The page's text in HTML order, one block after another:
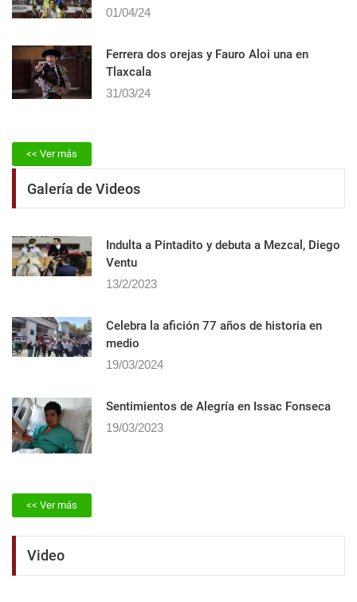
01/04/24
Ferrera dos orejas y Fauro Aloi una en
Tlaxcala
31/03/24
<< Ver más
Galería de Videos
Indulta a Pintadito y debuta a Mezcal, Diego
Ventu
13/2/2023
Celebra la afición 77 años de historia en
medio
19/03/2024
Sentimientos de Alegrí­a en Issac Fonseca
19/03/2023
<< Ver más
Video